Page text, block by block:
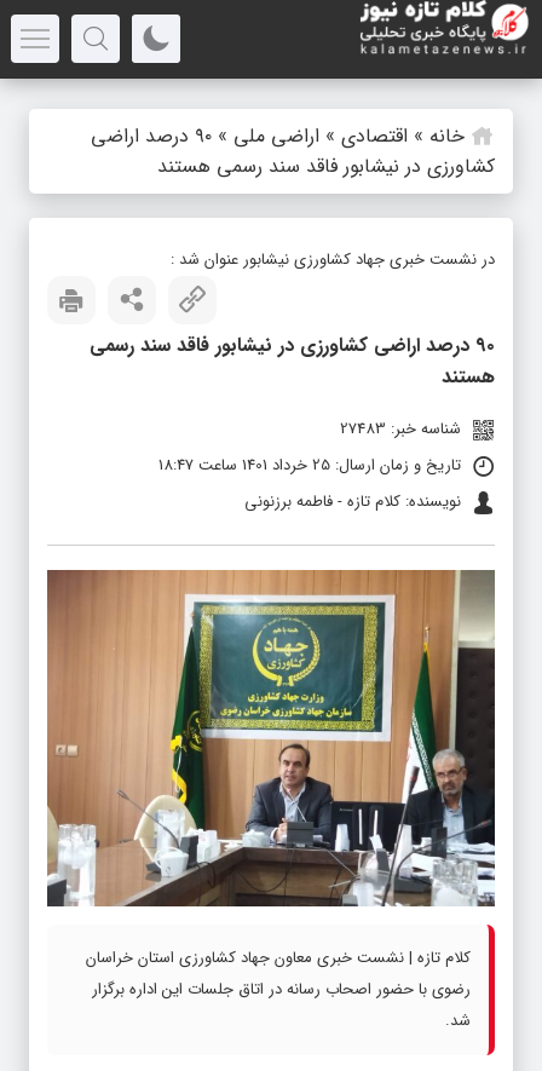
خانه » اقتصادی » اراضی ملی »
۹۰ درصد اراضی
کشاورزی در نیشابور فاقد سند رسمی هستند
در نشست خبری جهاد کشاورزی نیشابور عنوان شد :
۹۰ درصد اراضی کشاورزی در نیشابور فاقد سند رسمی
هستند
شناسه خبر: 27483
تاریخ و زمان ارسال: 25 خرداد 1401 ساعت 18:47
نویسنده: کلام تازه - فاطمه برزنونی
کلام تازه | نشست خبری معاون جهاد کشاورزی استان خراسان
رضوی با حضور اصحاب رسانه در اتاق جلسات این اداره برگزار
شد‌.